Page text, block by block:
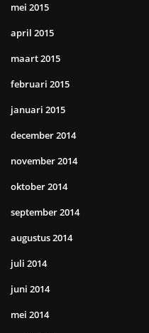
mei 2015
april 2015
maart 2015
februari 2015
januari 2015
december 2014
november 2014
oktober 2014
september 2014
augustus 2014
juli 2014
juni 2014
mei 2014